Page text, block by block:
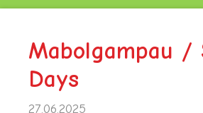
Mabolgampau /
Days
27.06.2025